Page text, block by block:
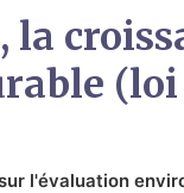
la
(loi
l'évaluation